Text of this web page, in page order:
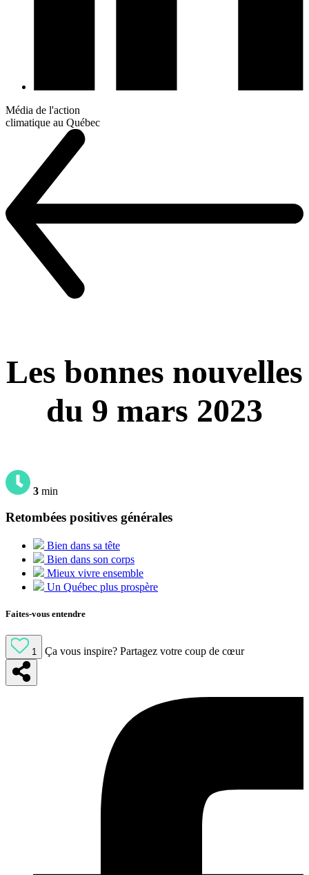
Média de l'action
climatique au Québec
Les bonnes nouvelles
du 9 mars 2023
3 min
Retombées positives générales
Bien dans sa tête
Bien dans son corps
Mieux vivre ensemble
Un Québec plus prospère
Faites-vous entendre
1 Ça vous inspire? Partagez votre coup de cœur